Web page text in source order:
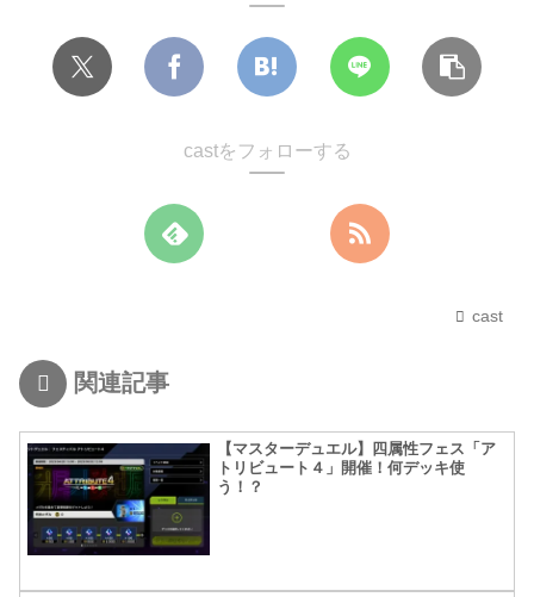
castをフォローする
cast
関連記事
【マスターデュエル】四属性フェス「ア
トリビュート４」開催！何デッキ使
う！？